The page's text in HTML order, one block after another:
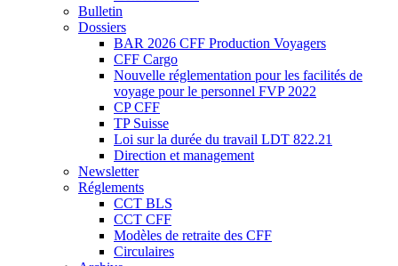
Bulletin
Dossiers
BAR 2026 CFF Production Voyagers
CFF Cargo
Nouvelle réglementation pour les facilités de
voyage pour le personnel FVP 2022
CP CFF
TP Suisse
Loi sur la durée du travail LDT 822.21
Direction et management
Newsletter
Réglements
CCT BLS
CCT CFF
Modèles de retraite des CFF
Circulaires